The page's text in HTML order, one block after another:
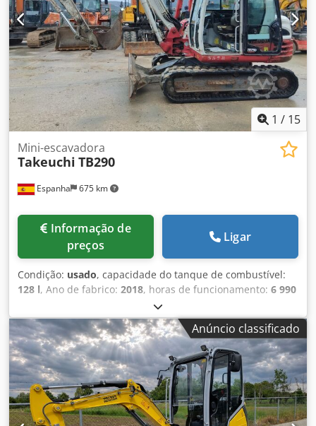
1 / 15
Espanha 675 km
Mini-escavadora
Takeuchi TB290
preços
Ligar
Condição: usado, capacidade do tanque de combustível:
128 l, Ano de fabrico: 2018, horas de funcionamento: 6 990
, Peso em vazio: 9.000 kg Cedpfx Apozkaxfo Eeha
Dimensões (C x L x A): 699 x 220 x 257 cm
Anúncio classificado